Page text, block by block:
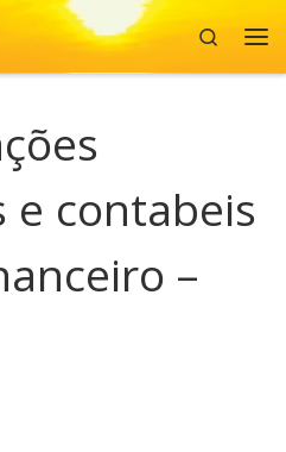
Search
e contabeis
–